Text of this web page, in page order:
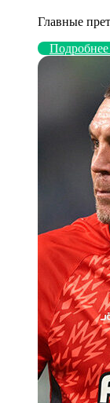
Главные
Подробнее